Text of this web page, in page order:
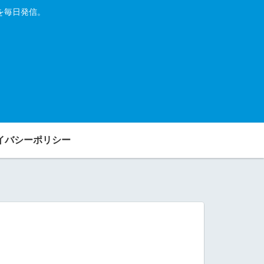
日発信。
バシーポリシー